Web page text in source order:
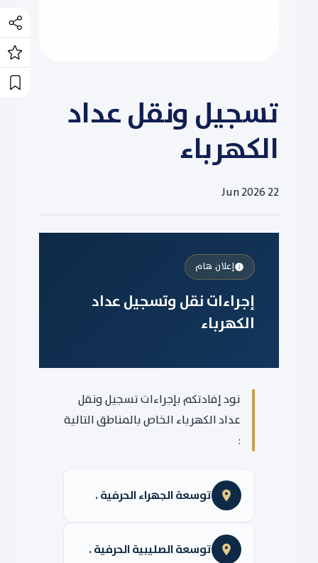
تسجيل ونقل عداد
الكهرباء
22 Jun 2026
إعلان هام
إجراءات نقل وتسجيل عداد
الكهرباء
نود إفادتكم بإجراءات تسجيل ونقل
عداد الكهرباء الخاص بالمناطق التالية
:
توسعة الجهراء الحرفية .
توسعة الصليبية الحرفية .